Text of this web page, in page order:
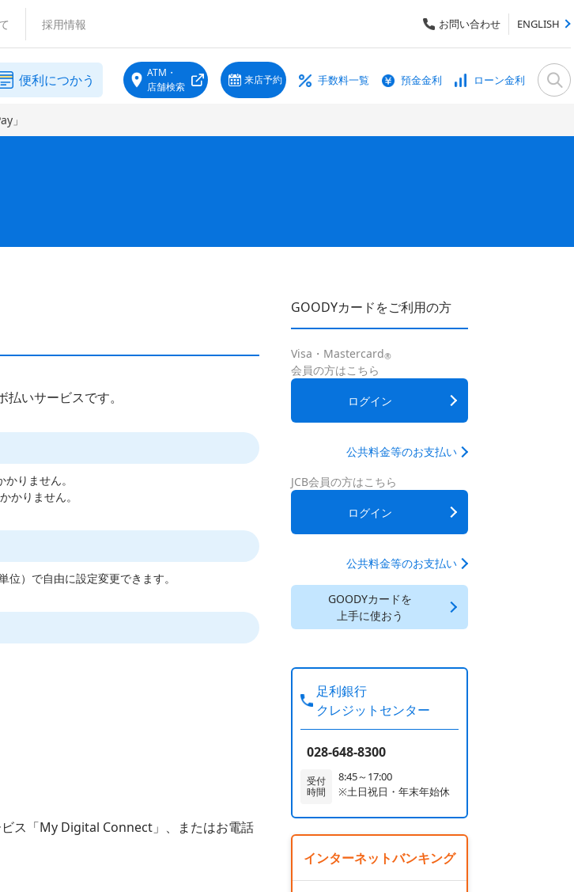
お問い合わせ ENGLISH
採用情報
便利につかう
ATM・
店舗検索
来店予約 手数料一覧 預金金利 ローン金利
」
いサービスです。
りません。
かりません。
）で自由に設定変更できます。
ス「My Digital Connect」、またはお電話
GOODYカードをご利用の方
Visa・Mastercard®
会員の方はこちら
ログイン
公共料金等のお支払い
JCB会員の方はこちら
ログイン
公共料金等のお支払い
GOODYカードを
上手に使おう
足利銀行
クレジットセンター
028-648-8300
受付
時間
8:45～17:00
※土日祝日・年末年始休
インターネットバンキング